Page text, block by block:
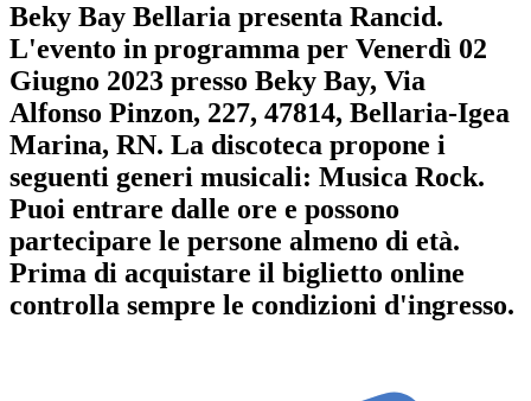
Beky Bay Bellaria presenta Rancid.
L'evento in programma per Venerdì 02
Giugno 2023 presso Beky Bay, Via
Alfonso Pinzon, 227, 47814, Bellaria-Igea
Marina, RN. La discoteca propone i
seguenti generi musicali: Musica Rock.
Puoi entrare dalle ore e possono
partecipare le persone almeno di età.
Prima di acquistare il biglietto online
controlla sempre le condizioni d'ingresso.